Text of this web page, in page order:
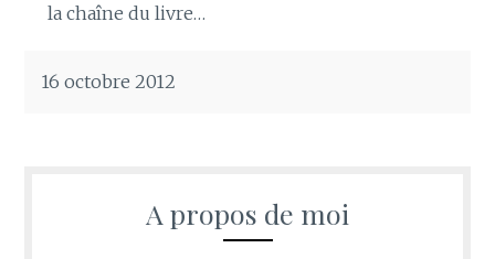
la chaîne du livre…
16 octobre 2012
A propos de moi